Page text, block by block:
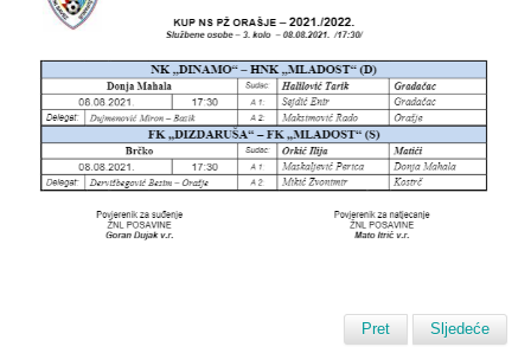
Pret Sljedeće